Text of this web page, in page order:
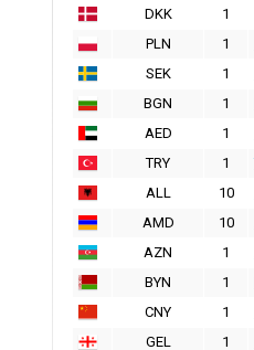
DKK
1
PLN
1
SEK
1
BGN
1
AED
1
TRY
1
ALL
10
AMD
10
AZN
1
BYN
1
CNY
1
GEL
1